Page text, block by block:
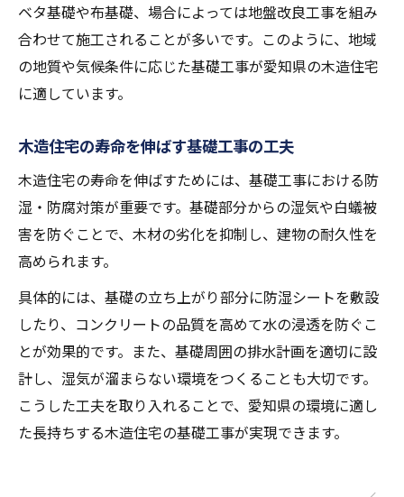
ベタ基礎や布基礎、場合によっては地盤改良工事を組み
合わせて施工されることが多いです。このように、地域
の地質や気候条件に応じた基礎工事が愛知県の木造住宅
に適しています。
木造住宅の寿命を伸ばす基礎工事の工夫
木造住宅の寿命を伸ばすためには、基礎工事における防
湿・防腐対策が重要です。基礎部分からの湿気や白蟻被
害を防ぐことで、木材の劣化を抑制し、建物の耐久性を
高められます。
具体的には、基礎の立ち上がり部分に防湿シートを敷設
したり、コンクリートの品質を高めて水の浸透を防ぐこ
とが効果的です。また、基礎周囲の排水計画を適切に設
計し、湿気が溜まらない環境をつくることも大切です。
こうした工夫を取り入れることで、愛知県の環境に適し
た長持ちする木造住宅の基礎工事が実現できます。